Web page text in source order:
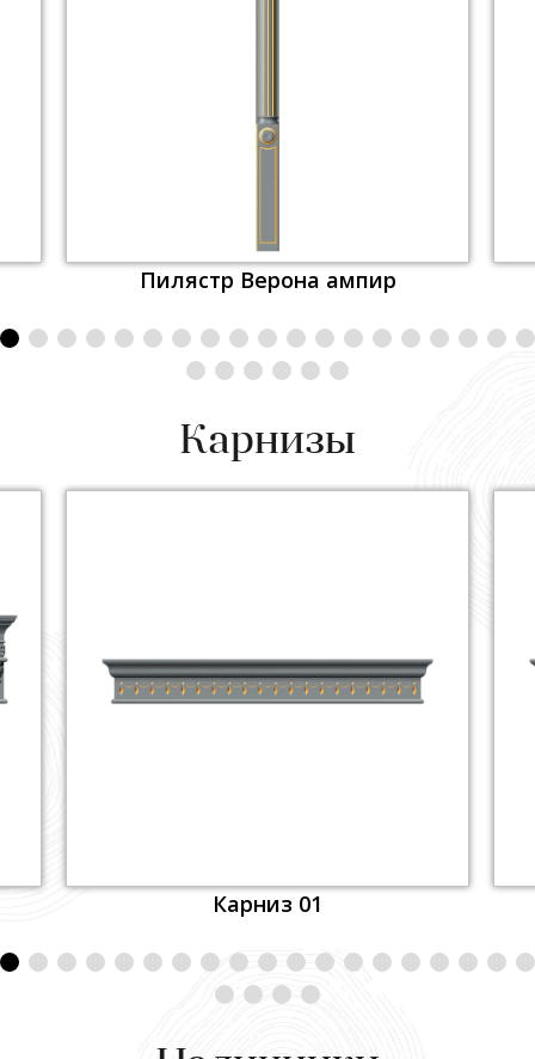
Пилястр Верона ампир
Карнизы
Карниз 01